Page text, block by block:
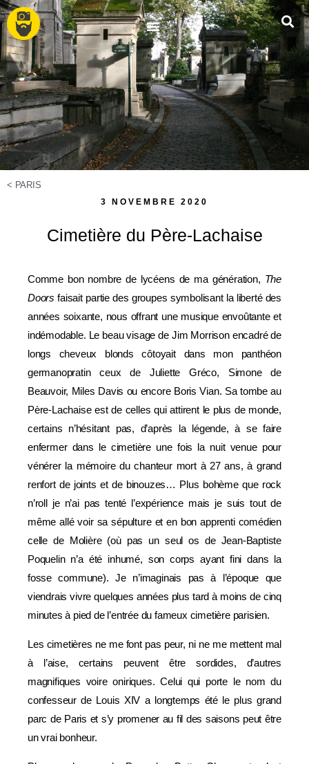
< PARIS
3 NOVEMBRE 2020
Cimetière du Père-Lachaise
Comme bon nombre de lycéens de ma génération, The
Doors faisait partie des groupes symbolisant la liberté des
années soixante, nous offrant une musique envoûtante et
indémodable. Le beau visage de Jim Morrison encadré de
longs cheveux blonds côtoyait dans mon panthéon
germanopratin ceux de Juliette Gréco, Simone de
Beauvoir, Miles Davis ou encore Boris Vian. Sa tombe au
Père-Lachaise est de celles qui attirent le plus de monde,
certains n’hésitant pas, d’après la légende, à se faire
enfermer dans le cimetière une fois la nuit venue pour
vénérer la mémoire du chanteur mort à 27 ans, à grand
renfort de joints et de binouzes… Plus bohème que rock
n’roll je n’ai pas tenté l’expérience mais je suis tout de
même allé voir sa sépulture et en bon apprenti comédien
celle de Molière (où pas un seul os de Jean-Baptiste
Poquelin n’a été inhumé, son corps ayant fini dans la
fosse commune). Je n’imaginais pas à l’époque que
viendrais vivre quelques années plus tard à moins de cinq
minutes à pied de l’entrée du fameux cimetière parisien.
Les cimetières ne me font pas peur, ni ne me mettent mal
à l’aise, certains peuvent être sordides, d’autres
magnifiques voire oniriques. Celui qui porte le nom du
confesseur de Louis XIV a longtemps été le plus grand
parc de Paris et s’y promener au fil des saisons peut être
un vrai bonheur.